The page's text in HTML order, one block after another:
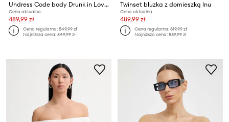
Undress Code body Drunk in Love Bodysuit Classic
Cena aktualna:
489,99 zł
Cena regularna:549,99 zł
Najniższa cena:549,99 zł
Twinset bluzka z domieszką lnu
Cena aktualna:
489,99 zł
Cena regularna:819,99 zł
Najniższa cena:539,99 zł